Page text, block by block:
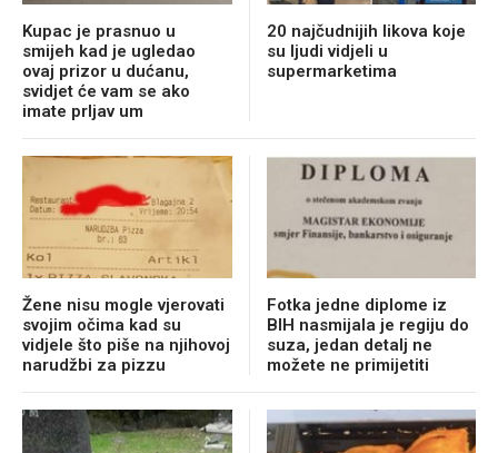
Kupac je prasnuo u
smijeh kad je ugledao
ovaj prizor u dućanu,
svidjet će vam se ako
imate prljav um
20 najčudnijih likova koje
su ljudi vidjeli u
supermarketima
Žene nisu mogle vjerovati
svojim očima kad su
vidjele što piše na njihovoj
narudžbi za pizzu
Fotka jedne diplome iz
BIH nasmijala je regiju do
suza, jedan detalj ne
možete ne primijetiti